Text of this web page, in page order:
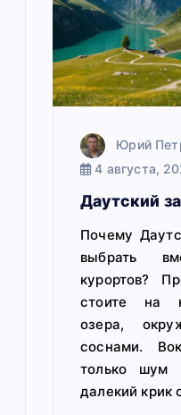
Юрий
4 августа,
Даутский
Почему
выбрать
курортов?
стоите на
озера,
соснами.
только шум
далекий крик